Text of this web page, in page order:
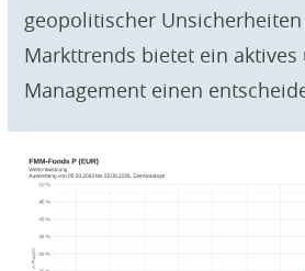
geopolitischer
Markttrends bietet ein
Management einen